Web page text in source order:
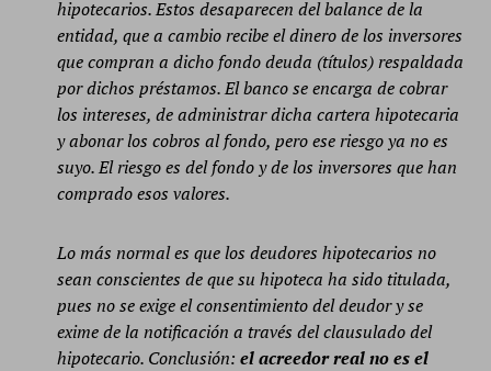
hipotecarios. Estosdesaparecen del balance de la
entidad, que a cambio recibe el dinero de los inversores
que compran a dicho fondodeuda (títulos) respaldada
por dichos préstamos. El banco se encarga de cobrar
los intereses, de administrar dichacartera hipotecaria
y abonar los cobros al fondo, pero ese riesgo ya no es
suyo. El riesgo es del fondo y de los inversoresque han
comprado esos valores.
Lo más normal es que los deudores hipotecarios no
sean conscientes de que su hipoteca ha sido titulada,
pues no seexige el consentimiento del deudor y se
exime de la notificación a través del clausulado del
hipotecario. Conclusión:el acreedor real no es el